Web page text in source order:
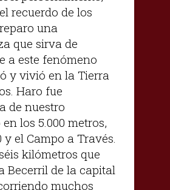
recuerdo de los
una
que sirva de
a este fenómeno
y vivió en la Tierra
Haro fue
de nuestro
los 5.000 metros,
y el Campo a Través.
kilómetros que
Becerril de la capital
muchos